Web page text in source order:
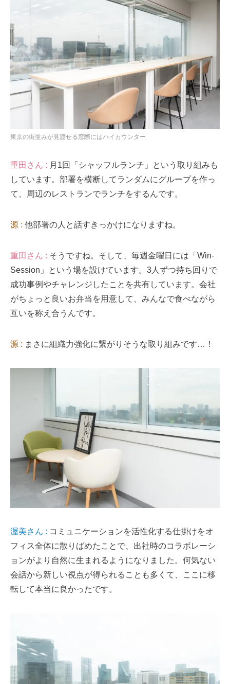
東京の街並みが見渡せる窓際にはハイカウンター
重田さん : 月1回「シャッフルランチ」という取り組みも
しています。部署を横断してランダムにグループを作っ
て、周辺のレストランでランチをするんです。
源 : 他部署の人と話すきっかけになりますね。
重田さん : そうですね。そして、毎週金曜日には「Win-
Session」という場を設けています。3人ずつ持ち回りで
成功事例やチャレンジしたことを共有しています。会社
がちょっと良いお弁当を用意して、みんなで食べながら
互いを称え合うんです。
源 : まさに組織力強化に繋がりそうな取り組みです…！
渥美さん : コミュニケーションを活性化する仕掛けをオ
フィス全体に散りばめたことで、出社時のコラボレーシ
ョンがより自然に生まれるようになりました。何気ない
会話から新しい視点が得られることも多くて、ここに移
転して本当に良かったです。